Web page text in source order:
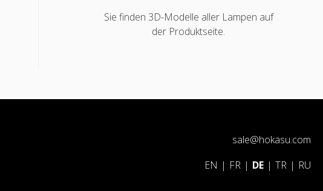
Sie finden 3D-Modelle aller Lampen auf
der Produktseite.
sale@hokasu.com
EN | FR | DE | TR | RU